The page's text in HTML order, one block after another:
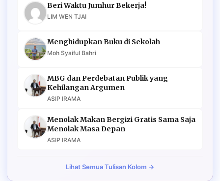
Beri Waktu Jumhur Bekerja!
LIM WEN TJAI
Menghidupkan Buku di Sekolah
Moh Syaiful Bahri
MBG dan Perdebatan Publik yang
Kehilangan Argumen
ASIP IRAMA
Menolak Makan Bergizi Gratis Sama Saja
Menolak Masa Depan
ASIP IRAMA
Lihat Semua Tulisan Kolom →